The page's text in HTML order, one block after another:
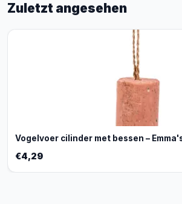
Zuletzt angesehen
Vogelvoer cilinder met bessen –
€4,29